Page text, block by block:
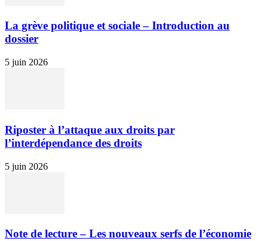
La grève politique et sociale – Introduction au
dossier
5 juin 2026
Riposter à l’attaque aux droits par
l’interdépendance des droits
5 juin 2026
Note de lecture – Les nouveaux serfs de l’économie